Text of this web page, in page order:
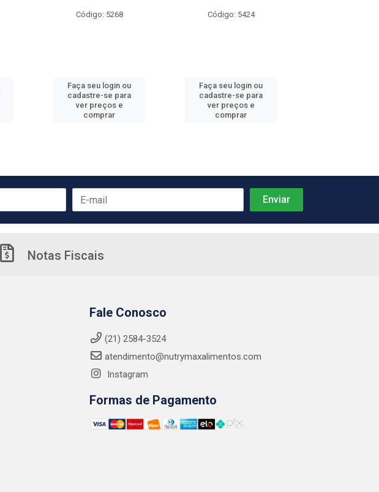
Código: 5268
Faça seu login ou
cadastre-se para
ver preços e
comprar
Código: 5424
Faça seu login ou
cadastre-se para
ver preços e
comprar
Notas Fiscais
Fale Conosco
(21) 2584-3524
atendimento@nutrymaxalimentos.com
Instagram
Formas de Pagamento